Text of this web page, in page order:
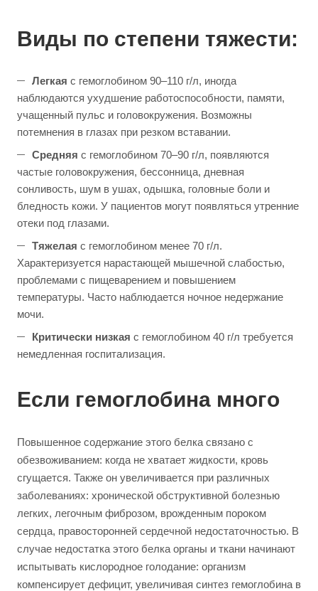
Виды по степени тяжести:
Легкая с гемоглобином 90–110 г/л, иногда
наблюдаются ухудшение работоспособности, памяти,
учащенный пульс и головокружения. Возможны
потемнения в глазах при резком вставании.
Средняя с гемоглобином 70–90 г/л, появляются
частые головокружения, бессонница, дневная
сонливость, шум в ушах, одышка, головные боли и
бледность кожи. У пациентов могут появляться утренние
отеки под глазами.
Тяжелая с гемоглобином менее 70 г/л.
Характеризуется нарастающей мышечной слабостью,
проблемами с пищеварением и повышением
температуры. Часто наблюдается ночное недержание
мочи.
Критически низкая с гемоглобином 40 г/л требуется
немедленная госпитализация.
Если гемоглобина много
Повышенное содержание этого белка связано с
обезвоживанием: когда не хватает жидкости, кровь
сгущается. Также он увеличивается при различных
заболеваниях: хронической обструктивной болезнью
легких, легочным фиброзом, врожденным пороком
сердца, правосторонней сердечной недостаточностью. В
случае недостатка этого белка органы и ткани начинают
испытывать кислородное голодание: организм
компенсирует дефицит, увеличивая синтез гемоглобина в